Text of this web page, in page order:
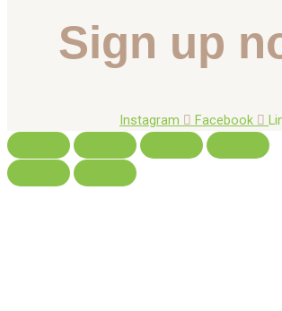
Sign up
Instagram Facebook